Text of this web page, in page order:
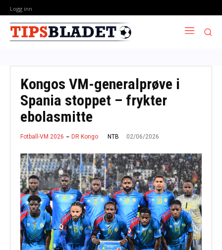
Logg inn
Kongos VM-generalprøve i
Spania stoppet – frykter
ebolasmitte
Fotball-VM 2026 DR Kongo NTB 02/06/2026